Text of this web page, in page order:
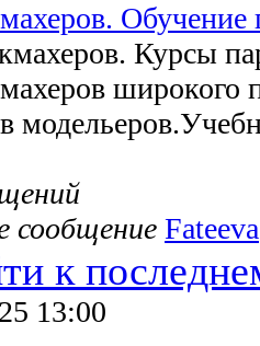
Обучение
Курсы
широкого
сообщение Fateeva
13:00